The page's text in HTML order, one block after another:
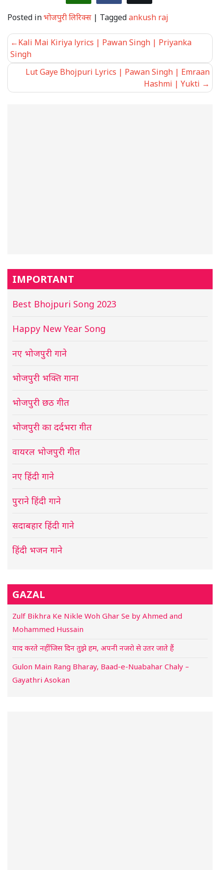
Posted inभोजपुरी लिरिक्स | Taggedankush raj
Post
navigation
Kali Mai Kiriya lyrics | Pawan Singh | Priyanka
Singh
Lut Gaye Bhojpuri Lyrics | Pawan Singh | Emraan
Hashmi | Yukti
IMPORTANT
Best Bhojpuri Song 2023
Happy New Year Song
नए भोजपुरी गाने
भोजपुरी भक्ति गाना
भोजपुरी छठ गीत
भोजपुरी का दर्दभरा गीत
वायरल भोजपुरी गीत
नए हिंदी गाने
पुराने हिंदी गाने
सदाबहार हिंदी गाने
हिंदी भजन गाने
GAZAL
Zulf Bikhra Ke Nikle Woh Ghar Se by Ahmed and
Mohammed Hussain
याद करते नहीं जिस दिन तुझे हम, अपनी नजरो से उतर जाते हैं
Gulon Main Rang Bharay, Baad-e-Nuabahar Chaly –
Gayathri Asokan